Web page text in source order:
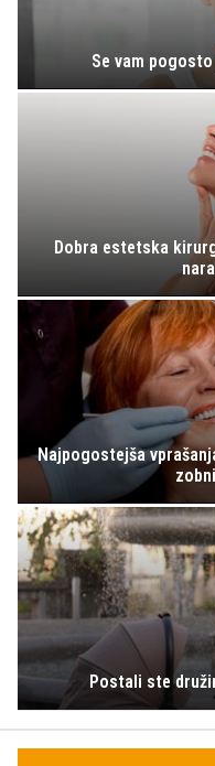
Se vam
Dobra estetska
Najpogostejša
Postali ste